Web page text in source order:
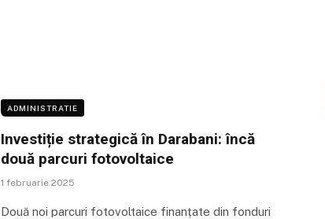
ADMINISTRATIE
Investiție strategică în Darabani: încă
două parcuri fotovoltaice
1 februarie 2025
Două noi parcuri fotovoltaice finanțate din fonduri